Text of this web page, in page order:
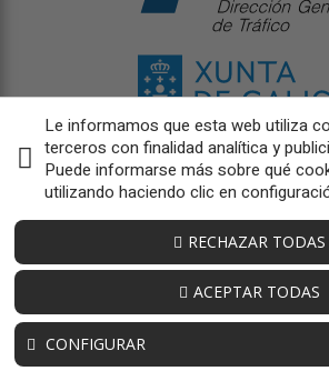
Le informamos que esta web utiliza
terceros con finalidad analítica y
Puede informarse más sobre qué
utilizando haciendo clic en
CONFIGURAR
RECHAZAR TODAS
ACEPTAR TODAS